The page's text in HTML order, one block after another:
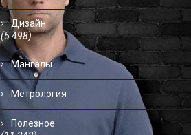
Дизайн
(5 498)
Мангалы
Метрология
Полезное